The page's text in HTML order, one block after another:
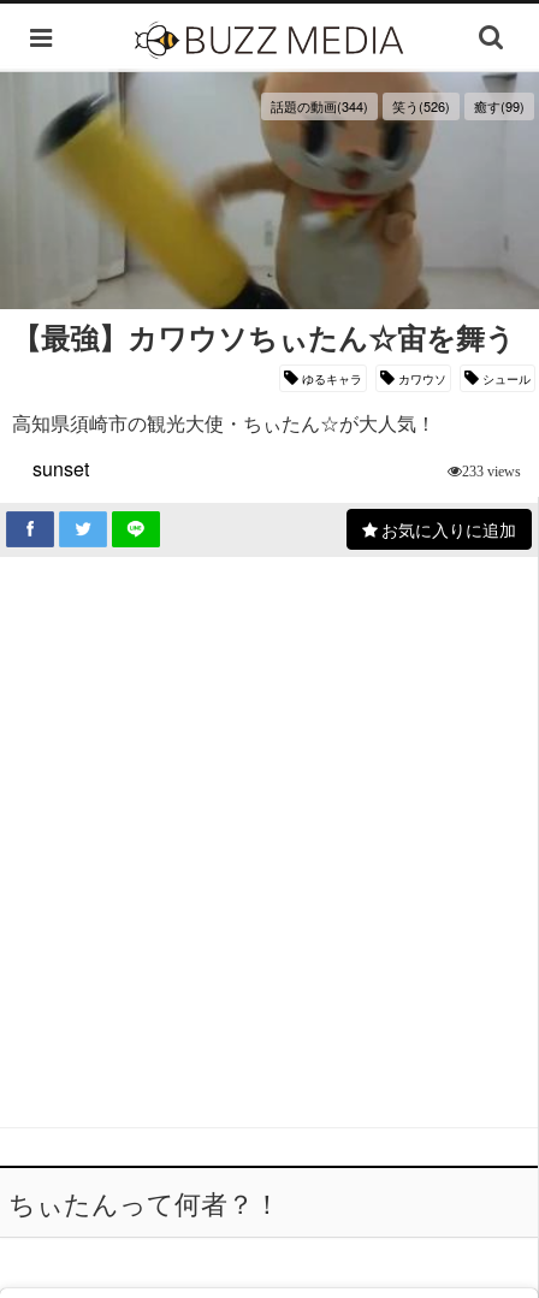
話題の動画(344) 笑う(526) 癒す(99)
【最強】カワウソちぃたん☆宙を舞う
ゆるキャラ カワウソ シュール
高知県須崎市の観光大使・ちぃたん☆が大人気！
sunset
233 views
お気に入りに追加
ちぃたんって何者？！